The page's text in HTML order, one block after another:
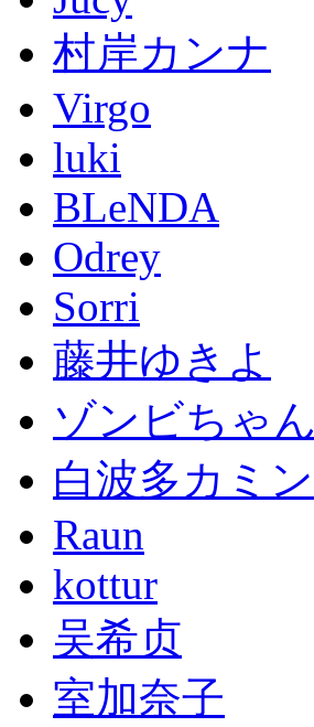
村岸カンナ
Virgo
luki
BLeNDA
Odrey
Sorri
藤井ゆきよ
ゾンビちゃん
白波多カミン
Raun
kottur
吴希贞
室加奈子